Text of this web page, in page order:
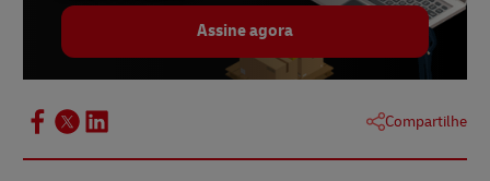
Assine agora
Compartilhe